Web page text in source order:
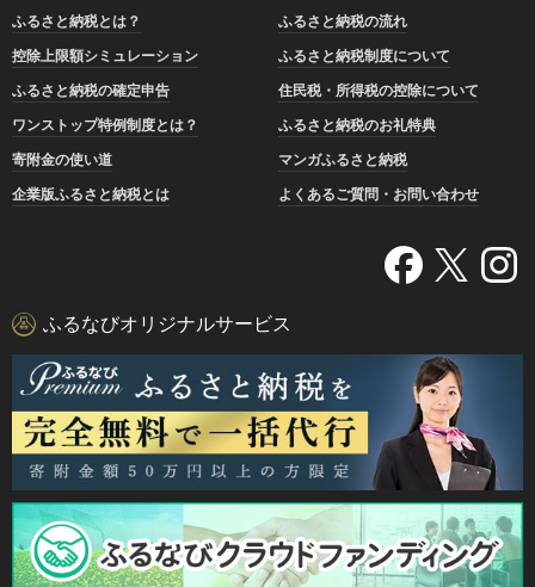
ふるさと納税とは？
ふるさと納税の流れ
控除上限額シミュレーション
ふるさと納税制度について
ふるさと納税の確定申告
住民税・所得税の控除について
ワンストップ特例制度とは？
ふるさと納税のお礼特典
寄附金の使い道
マンガふるさと納税
企業版ふるさと納税とは
よくあるご質問・お問い合わせ
ふるなびオリジナルサービス